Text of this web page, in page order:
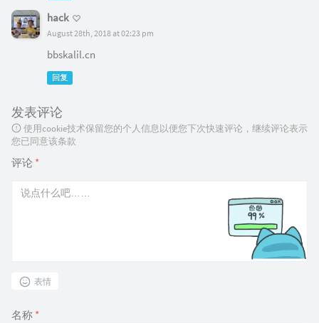
hack
August 28th, 2018 at 02:23 pm
bbskalil.cn
回复
发表评论
使用cookie技术保留您的个人信息以便您下次快速评论，继续评论表示
您已同意该条款
评论 *
表情
名称 *